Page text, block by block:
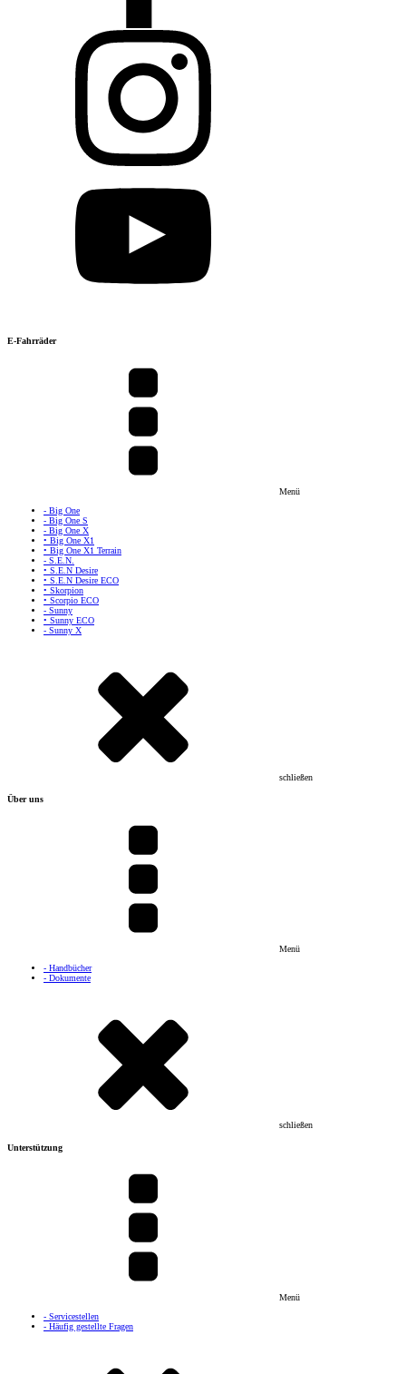
E-Fahrräder
Menü
- Big One
- Big One S
- Big One X
• Big One X1
• Big One X1 Terrain
- S.E.N.
• S.E.N Desire
• S.E.N Desire ECO
• Skorpion
• Scorpio ECO
- Sunny
• Sunny ECO
- Sunny X
schließen
Über uns
Menü
- Handbücher
- Dokumente
schließen
Unterstützung
Menü
- Servicestellen
- Häufig gestellte Fragen